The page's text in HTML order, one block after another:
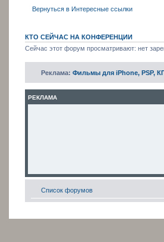
Вернуться в Интересные ссылки
КТО СЕЙЧАС НА КОНФЕРЕНЦИИ
Сейчас этот форум просматривают: нет
Реклама: Фильмы для iPhone, PSP,
РЕКЛАМА
Список форумов